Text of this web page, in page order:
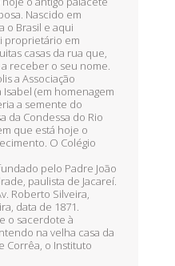
Nascido em
o Brasil e aqui
proprietário em
casas da rua que,
receber o seu nome.
a Associação
Isabel (em homenagem
a semente do
da Condessa do Rio
que está hoje o
O Colégio
pelo Padre João
paulista de Jacareí.
Roberto Silveira,
data de 1871.
o sacerdote à
na velha casa da
Corrêa, o Instituto